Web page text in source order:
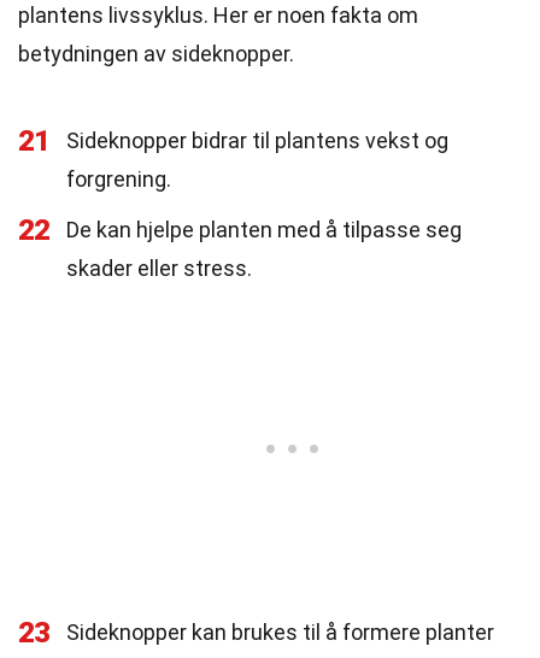
plantens livssyklus. Her er noen fakta om
betydningen av sideknopper.
21
Sideknopper bidrar til plantens vekst og
forgrening.
22
De kan hjelpe planten med å tilpasse seg
skader eller stress.
23
Sideknopper kan brukes til å formere planter